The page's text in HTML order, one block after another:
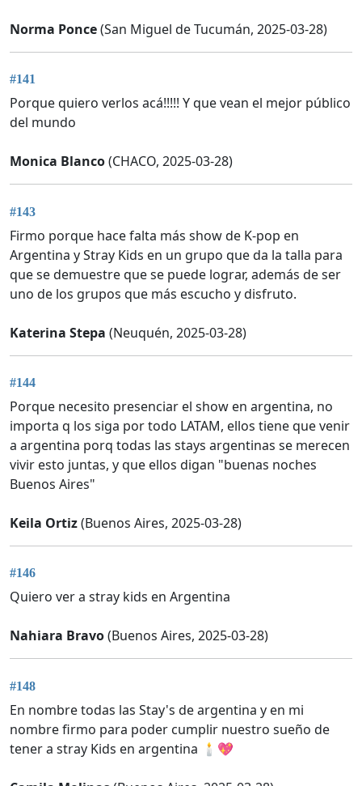
Norma Ponce(San Miguel de Tucumán, 2025-03-28)
#141
Porque quiero verlos acá!!!!! Y que vean el mejor público
del mundo
Monica Blanco(CHACO, 2025-03-28)
#143
Firmo porque hace falta más show de K-pop en
Argentina y Stray Kids en un grupo que da la talla para
que se demuestre que se puede lograr, además de ser
uno de los grupos que más escucho y disfruto.
Katerina Stepa (Neuquén, 2025-03-28)
#144
Porque necesito presenciar el show en argentina, no
importa q los siga por todo LATAM, ellos tiene que venir
a argentina porq todas las stays argentinas se merecen
vivir esto juntas, y que ellos digan "buenas noches
Buenos Aires"
Keila Ortiz(Buenos Aires, 2025-03-28)
#146
Quiero ver a stray kids en Argentina
Nahiara Bravo(Buenos Aires, 2025-03-28)
#148
En nombre todas las Stay's de argentina y en mi
nombre firmo para poder cumplir nuestro sueño de
tener a stray Kids en argentina 🕯️💖